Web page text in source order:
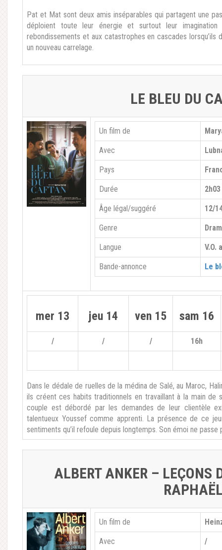
Pat et Mat sont deux amis inséparables qui partagent une
déploient toute leur énergie et surtout leur
rebondissements et aux catastrophes en cascades
un nouveau carrelage.
LE BLEU DU
Un film de
Avec
Pays
Durée 2h03
Âge légal/suggéré 12/
Genre
Langue
Bande-annonce Le
mer 13 jeu 14 ven 15 sam 16
/ / / 16h
Dans le dédale de ruelles de la médina de Salé, au Maroc,
ils créent ces habits traditionnels en travaillant à la main de
couple est débordé par les demandes de leur clientèle
talentueux Youssef comme apprenti. La présence de ce
sentiments qu’il refoule depuis longtemps. Son émoi ne passe
ALBERT ANKER – LEÇONS
Un film de
Avec /